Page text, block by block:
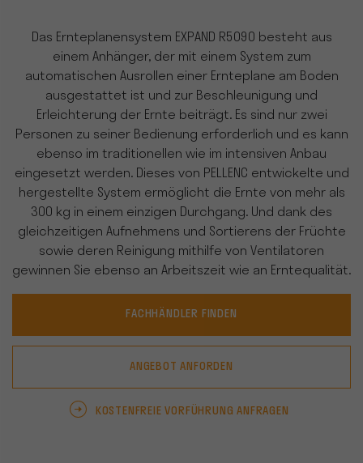
Das Ernteplanensystem EXPAND R5090 besteht aus
einem Anhänger, der mit einem System zum
automatischen Ausrollen einer Ernteplane am Boden
ausgestattet ist und zur Beschleunigung und
Erleichterung der Ernte beiträgt. Es sind nur zwei
Personen zu seiner Bedienung erforderlich und es kann
ebenso im traditionellen wie im intensiven Anbau
eingesetzt werden. Dieses von PELLENC entwickelte und
hergestellte System ermöglicht die Ernte von mehr als
300 kg in einem einzigen Durchgang. Und dank des
gleichzeitigen Aufnehmens und Sortierens der Früchte
sowie deren Reinigung mithilfe von Ventilatoren
gewinnen Sie ebenso an Arbeitszeit wie an Erntequalität.
FACHHÄNDLER FINDEN
ANGEBOT ANFORDEN
KOSTENFREIE VORFÜHRUNG ANFRAGEN